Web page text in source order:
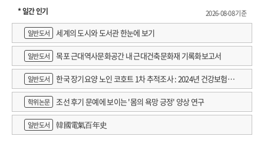
* 일간 인기
2026-08-08 기준
일반도서
세계의 도시와 도서관 한눈에 보기
일반도서 목포 근대역사문화공간 내 근대건축문화재 기록화보고서
일반도서
한국 장기요양 노인 코호트 1차 추적조사 : 2024년 건강보험연
구원 정규연구보고서
학위논문 조선 후기 문예에 보이는 '몸의 욕망 긍정' 양상 연구
일반도서 韓國電氣百年史